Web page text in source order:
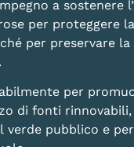
a sostenere
per proteggere
per preservare la
per
di fonti rinnovabili,
verde pubblico e